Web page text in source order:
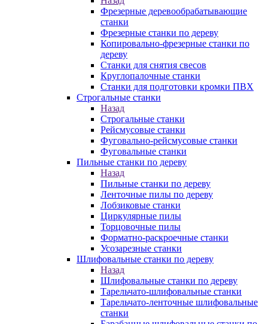
Фрезерные деревообрабатывающие
станки
Фрезерные станки по дереву
Копировально-фрезерные станки по
дереву
Станки для снятия свесов
Круглопалочные станки
Станки для подготовки кромки ПВХ
Строгальные станки
Назад
Строгальные станки
Рейсмусовые станки
Фуговально-рейсмусовые станки
Фуговальные станки
Пильные станки по дереву
Назад
Пильные станки по дереву
Ленточные пилы по дереву
Лобзиковые станки
Циркулярные пилы
Торцовочные пилы
Форматно-раскроечные станки
Усозарезные станки
Шлифовальные станки по дереву
Назад
Шлифовальные станки по дереву
Тарельчато-шлифовальные станки
Тарельчато-ленточные шлифовальные
станки